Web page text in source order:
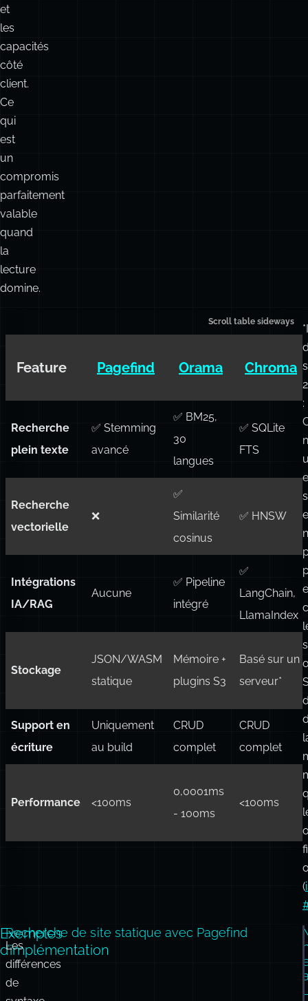
des
index,
l’invalidation
du
cache
et
les
capacités
côté
client.
Ce
qui
est
un
compromis
parfaitement
lecture
Orama
Recherche
✅ Stemming
✅ BM25,
30
langues
✅ SQLite
Recherche
✅
Similarité
cosinus
✅ HNSW
Intégrations
Aucune
✅ Pipeline
✅
LangChain,
LlamaIndex
Stockage
JSON/WASM
Mémoire +
Basé sur un
écriture
au build
CRUD
complet
complet
:
(